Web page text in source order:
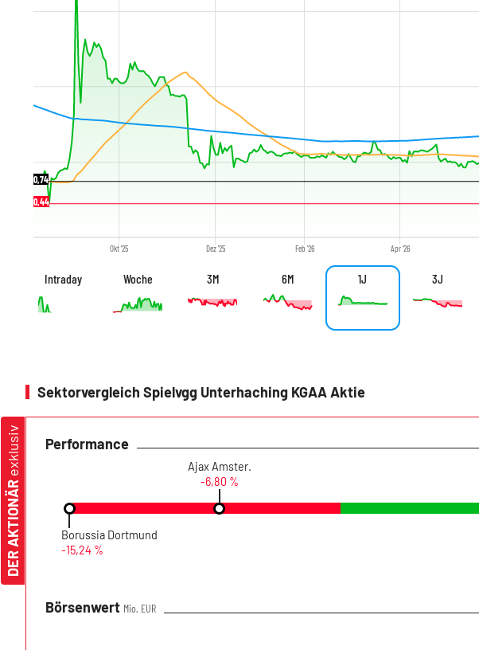
Okt '25 Dez '25 Feb '26 Apr '26
0,74
0,44
Intraday Woche 3M 6M 1J 3J
Sektorvergleich Spielvgg Unterhaching KGAA Aktie
Performance
Borussia Dortmund
-15,24 %
Ajax Amster.
-6,80 %
Börsenwert Mio. EUR
DER AKTIONÄR
exklusiv